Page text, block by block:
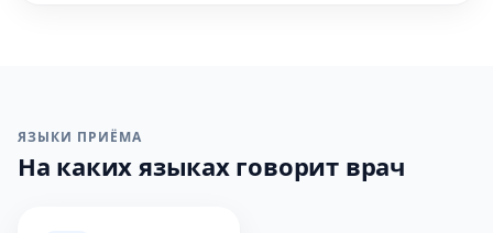
ЯЗЫКИ ПРИЁМА
На каких языках говорит врач